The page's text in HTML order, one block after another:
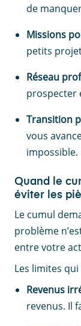
de
Missions
petits
Réseau
prospecter
Transition
vous
impossible.
Quand le
éviter les
Le cumul
problème
entre votre
Les limites
Revenus
revenus. Il